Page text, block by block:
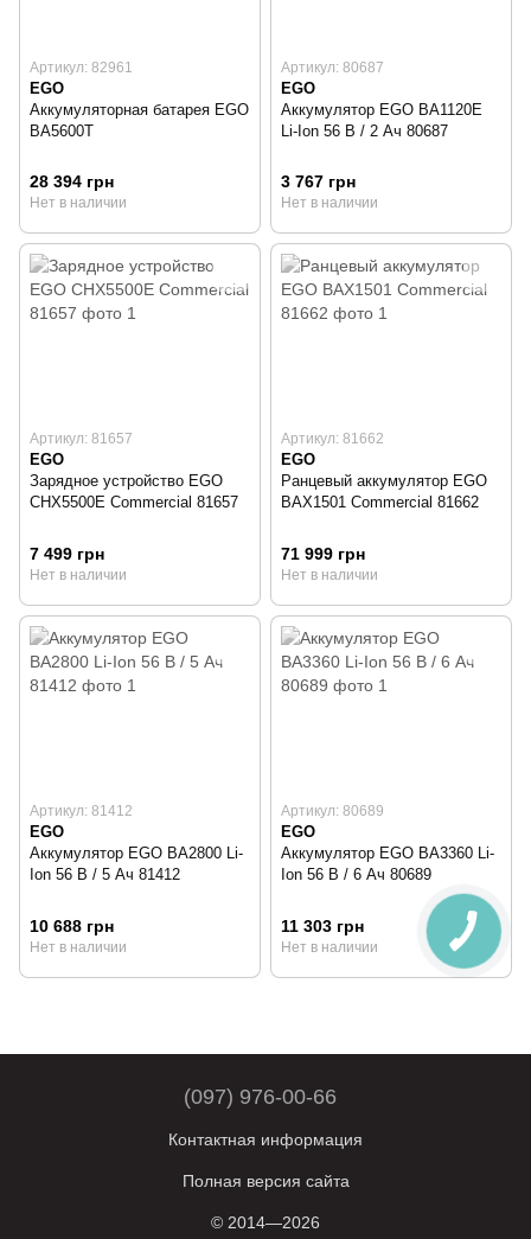
Артикул: 82961
EGO
Аккумуляторная батарея EGO
BA5600T
28 394 грн
Нет в наличии
Артикул: 80687
EGO
Аккумулятор EGO BA1120E
Li-Ion 56 В / 2 Ач 80687
3 767 грн
Нет в наличии
Артикул: 81657
EGO
Зарядное устройство EGO
CHX5500E Commercial 81657
7 499 грн
Нет в наличии
Артикул: 81662
EGO
Ранцевый аккумулятор EGO
BAX1501 Commercial 81662
71 999 грн
Нет в наличии
Артикул: 81412
EGO
Аккумулятор EGO BA2800 Li-
Ion 56 В / 5 Ач 81412
10 688 грн
Нет в наличии
Артикул: 80689
EGO
Аккумулятор EGO BA3360 Li-
Ion 56 В / 6 Ач 80689
11 303 грн
Нет в наличии
(097) 976-00-66
Контактная информация
Полная версия сайта
© 2014—2026